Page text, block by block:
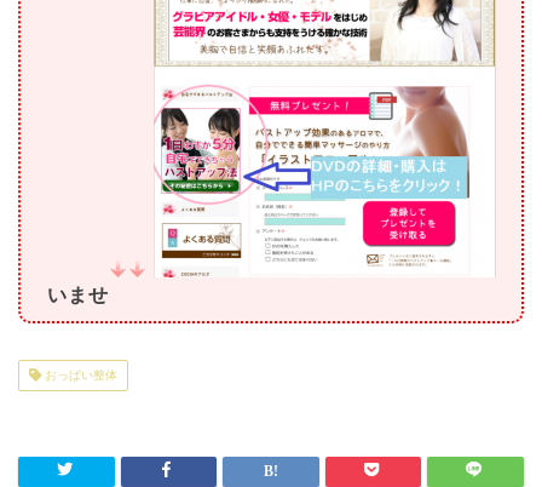
いませ
おっぱい整体